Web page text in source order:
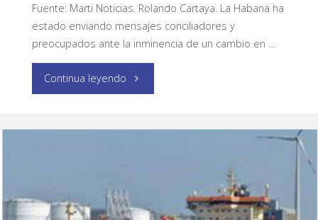
Fuente: Marti Noticias. Rolando Cartaya. La Habana ha
estado enviando mensajes conciliadores y
preocupados ante la inminencia de un cambio en …
Continua leyendo